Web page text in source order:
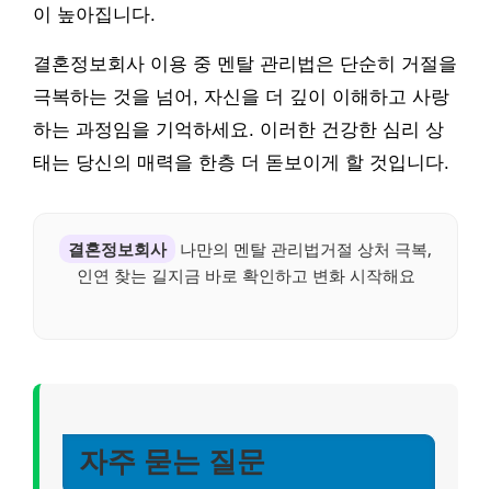
이 높아집니다.
결혼정보회사 이용 중 멘탈 관리법은 단순히 거절을
극복하는 것을 넘어, 자신을 더 깊이 이해하고 사랑
하는 과정임을 기억하세요. 이러한 건강한 심리 상
태는 당신의 매력을 한층 더 돋보이게 할 것입니다.
결혼정보회사
나만의 멘탈 관리법거절 상처 극복,
인연 찾는 길지금 바로 확인하고 변화 시작해요
자주 묻는 질문